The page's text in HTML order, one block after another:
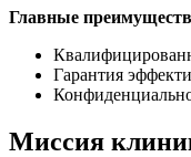
Главные
Гарантия
Миссия